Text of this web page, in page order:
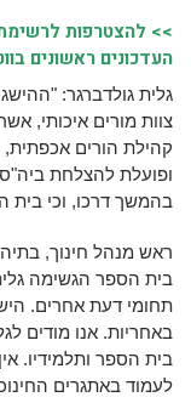
>> להצטרפות
העדכונים ראשונים
גלית גולדברגר:
צוות מורים איכותי,
קהילת הורים אכפתית,
ופועלת להצלחת
בהמשך דרכו, וכי בית
ראש מנהל חינוך,
בית הספר הגשימה
תחומי דעת אחרים.
באחריות. אנו מודים
בית הספר ותלמידיו.
לעמוד באתגרים